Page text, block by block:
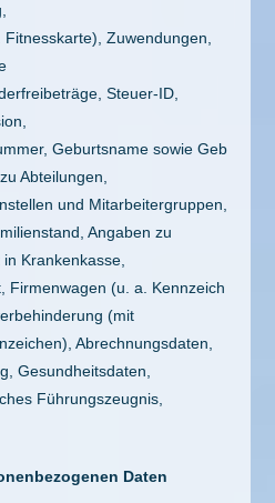
Zuwendungen,
Steuer-ID,
Geburtsname sowie Geb
Abteilungen,
und Mitarbeitergruppen,
Angaben zu
Krankenkasse,
Firmenwagen (u. a. Kennzeich
(mit
Abrechnungsdaten,
Gesundheitsdaten,
Führungszeugnis,
Daten